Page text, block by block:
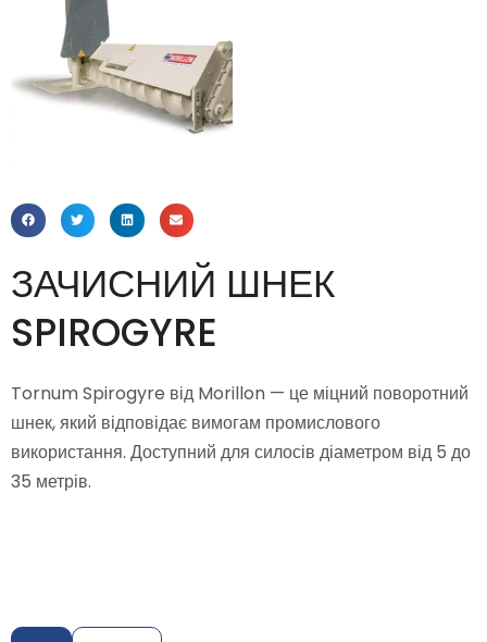
ЗАЧИСНИЙ ШНЕК
SPIROGYRE
Tornum Spirogyre від Morillon — це міцний поворотний
шнек, який відповідає вимогам промислового
використання. Доступний для силосів діаметром від 5 до
35 метрів.